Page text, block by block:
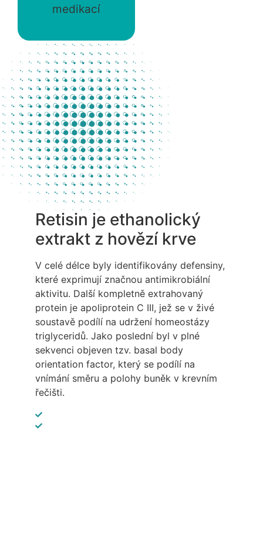
medikací
Chiropractic
extraordinarily made
Retisin je ethanolický
extrakt z hovězí krve
V celé délce byly identifikovány defensiny,
které exprimují značnou antimikrobiální
aktivitu. Další kompletně extrahovaný
protein je apoliprotein C III, jež se v živé
soustavě podílí na udržení homeostázy
triglyceridů. Jako poslední byl v plné
sekvenci objeven tzv. basal body
orientation factor, který se podílí na
vnímání směru a polohy buněk v krevním
řečišti.